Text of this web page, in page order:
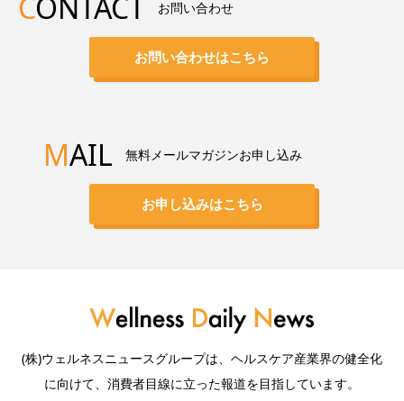
お問い合わせ
お問い合わせはこちら
MAIL 無料メールマガジンお申し込み
お申し込みはこちら
(株)ウェルネスニュースグループは、ヘルスケア産業界の健全化
に向けて、消費者目線に立った報道を目指しています。